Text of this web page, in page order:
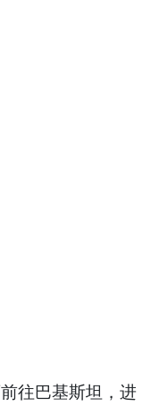
往巴基斯坦，进